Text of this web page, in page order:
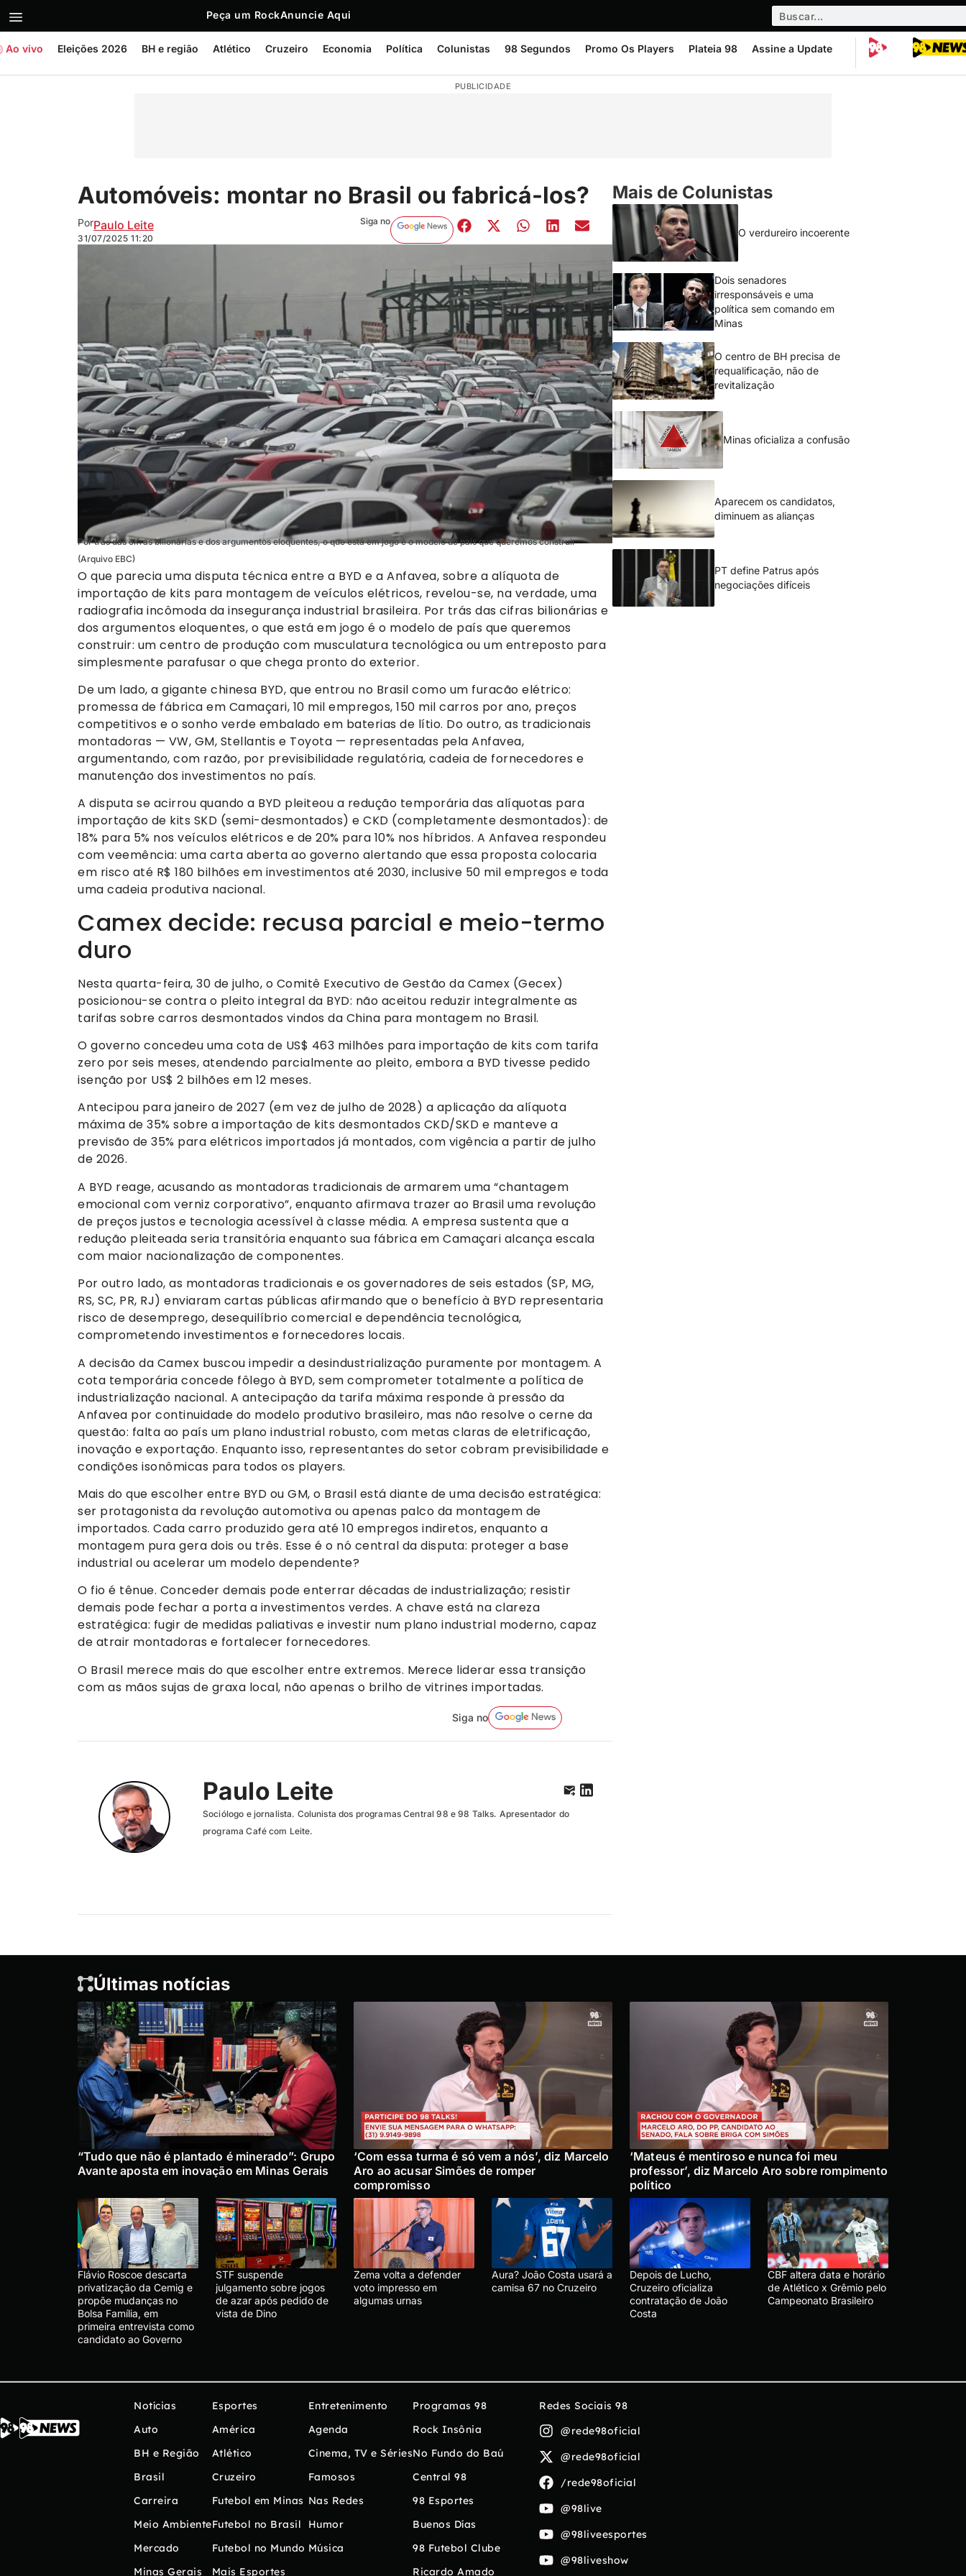
Peça um RockAnuncie Aqui
Ao vivo Eleições 2026 BH e região Atlético Cruzeiro Economia Política Colunistas 98 Segundos Promo Os Players Plateia 98 Assine a Update
PUBLICIDADE
Automóveis: montar no Brasil ou fabricá-los?
PorPaulo Leite
31/07/2025 11:20
Siga no
Por trás das cifras bilionárias e dos argumentos eloquentes, o que está em jogo é o modelo de país que queremos construir
(Arquivo EBC)
O que parecia uma disputa técnica entre a BYD e a Anfavea, sobre a alíquota de
importação de kits para montagem de veículos elétricos, revelou-se, na verdade, uma
radiografia incômoda da insegurança industrial brasileira. Por trás das cifras bilionárias e
dos argumentos eloquentes, o que está em jogo é o modelo de país que queremos
construir: um centro de produção com musculatura tecnológica ou um entreposto para
simplesmente parafusar o que chega pronto do exterior.
De um lado, a gigante chinesa BYD, que entrou no Brasil como um furacão elétrico:
promessa de fábrica em Camaçari, 10 mil empregos, 150 mil carros por ano, preços
competitivos e o sonho verde embalado em baterias de lítio. Do outro, as tradicionais
montadoras — VW, GM, Stellantis e Toyota — representadas pela Anfavea,
argumentando, com razão, por previsibilidade regulatória, cadeia de fornecedores e
manutenção dos investimentos no país.
A disputa se acirrou quando a BYD pleiteou a redução temporária das alíquotas para
importação de kits SKD (semi-desmontados) e CKD (completamente desmontados): de
18% para 5% nos veículos elétricos e de 20% para 10% nos híbridos. A Anfavea respondeu
com veemência: uma carta aberta ao governo alertando que essa proposta colocaria
em risco até R$ 180 bilhões em investimentos até 2030, inclusive 50 mil empregos e toda
uma cadeia produtiva nacional.
Camex decide: recusa parcial e meio-termo
duro
Nesta quarta-feira, 30 de julho, o Comitê Executivo de Gestão da Camex (Gecex)
posicionou-se contra o pleito integral da BYD: não aceitou reduzir integralmente as
tarifas sobre carros desmontados vindos da China para montagem no Brasil.
O governo concedeu uma cota de US$ 463 milhões para importação de kits com tarifa
zero por seis meses, atendendo parcialmente ao pleito, embora a BYD tivesse pedido
isenção por US$ 2 bilhões em 12 meses.
Antecipou para janeiro de 2027 (em vez de julho de 2028) a aplicação da alíquota
máxima de 35% sobre a importação de kits desmontados CKD/SKD e manteve a
previsão de 35% para elétricos importados já montados, com vigência a partir de julho
de 2026.
A BYD reage, acusando as montadoras tradicionais de armarem uma “chantagem
emocional com verniz corporativo”, enquanto afirmava trazer ao Brasil uma revolução
de preços justos e tecnologia acessível à classe média. A empresa sustenta que a
redução pleiteada seria transitória enquanto sua fábrica em Camaçari alcança escala
com maior nacionalização de componentes.
Por outro lado, as montadoras tradicionais e os governadores de seis estados (SP, MG,
RS, SC, PR, RJ) enviaram cartas públicas afirmando que o benefício à BYD representaria
risco de desemprego, desequilíbrio comercial e dependência tecnológica,
comprometendo investimentos e fornecedores locais.
A decisão da Camex buscou impedir a desindustrialização puramente por montagem. A
cota temporária concede fôlego à BYD, sem comprometer totalmente a política de
industrialização nacional. A antecipação da tarifa máxima responde à pressão da
Anfavea por continuidade do modelo produtivo brasileiro, mas não resolve o cerne da
questão: falta ao país um plano industrial robusto, com metas claras de eletrificação,
inovação e exportação. Enquanto isso, representantes do setor cobram previsibilidade e
condições isonômicas para todos os players.
Mais do que escolher entre BYD ou GM, o Brasil está diante de uma decisão estratégica:
ser protagonista da revolução automotiva ou apenas palco da montagem de
importados. Cada carro produzido gera até 10 empregos indiretos, enquanto a
montagem pura gera dois ou três. Esse é o nó central da disputa: proteger a base
industrial ou acelerar um modelo dependente?
O fio é tênue. Conceder demais pode enterrar décadas de industrialização; resistir
demais pode fechar a porta a investimentos verdes. A chave está na clareza
estratégica: fugir de medidas paliativas e investir num plano industrial moderno, capaz
de atrair montadoras e fortalecer fornecedores.
O Brasil merece mais do que escolher entre extremos. Merece liderar essa transição
com as mãos sujas de graxa local, não apenas o brilho de vitrines importadas.
Siga no
Paulo Leite
Sociólogo e jornalista. Colunista dos programas Central 98 e 98 Talks. Apresentador do
programa Café com Leite.
Mais de Colunistas
O verdureiro incoerente
Dois senadores
irresponsáveis e uma
política sem comando em
Minas
O centro de BH precisa de
requalificação, não de
revitalização
Minas oficializa a confusão
Aparecem os candidatos,
diminuem as alianças
PT define Patrus após
negociações difíceis
Últimas notícias
“Tudo que não é plantado é minerado”: Grupo
Avante aposta em inovação em Minas Gerais
‘Com essa turma é só vem a nós’, diz Marcelo
Aro ao acusar Simões de romper
compromisso
‘Mateus é mentiroso e nunca foi meu
professor’, diz Marcelo Aro sobre rompimento
político
Flávio Roscoe descarta
privatização da Cemig e
propõe mudanças no
Bolsa Família, em
primeira entrevista como
candidato ao Governo
STF suspende
julgamento sobre jogos
de azar após pedido de
vista de Dino
Zema volta a defender
voto impresso em
algumas urnas
Aura? João Costa usará a
camisa 67 no Cruzeiro
Depois de Lucho,
Cruzeiro oficializa
contratação de João
Costa
CBF altera data e horário
de Atlético x Grêmio pelo
Campeonato Brasileiro
Notícias
Auto
BH e Região
Brasil
Carreira
Meio Ambiente
Mercado
Minas Gerais
Esportes
América
Atlético
Cruzeiro
Futebol em Minas
Futebol no Brasil
Futebol no Mundo
Mais Esportes
Entretenimento
Agenda
Cinema, TV e Séries
Famosos
Nas Redes
Humor
Música
Programas 98
Rock Insônia
No Fundo do Baú
Central 98
98 Esportes
Buenos Días
98 Futebol Clube
Ricardo Amado
Redes Sociais 98
@rede98oficial
@rede98oficial
/rede98oficial
@98live
@98liveesportes
@98liveshow